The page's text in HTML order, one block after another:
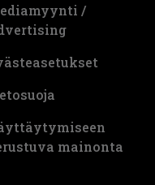
/
mainonta